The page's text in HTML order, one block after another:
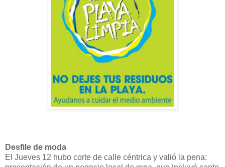
Desfile de moda
El Jueves 12 hubo corte de calle céntrica y valió la pena: